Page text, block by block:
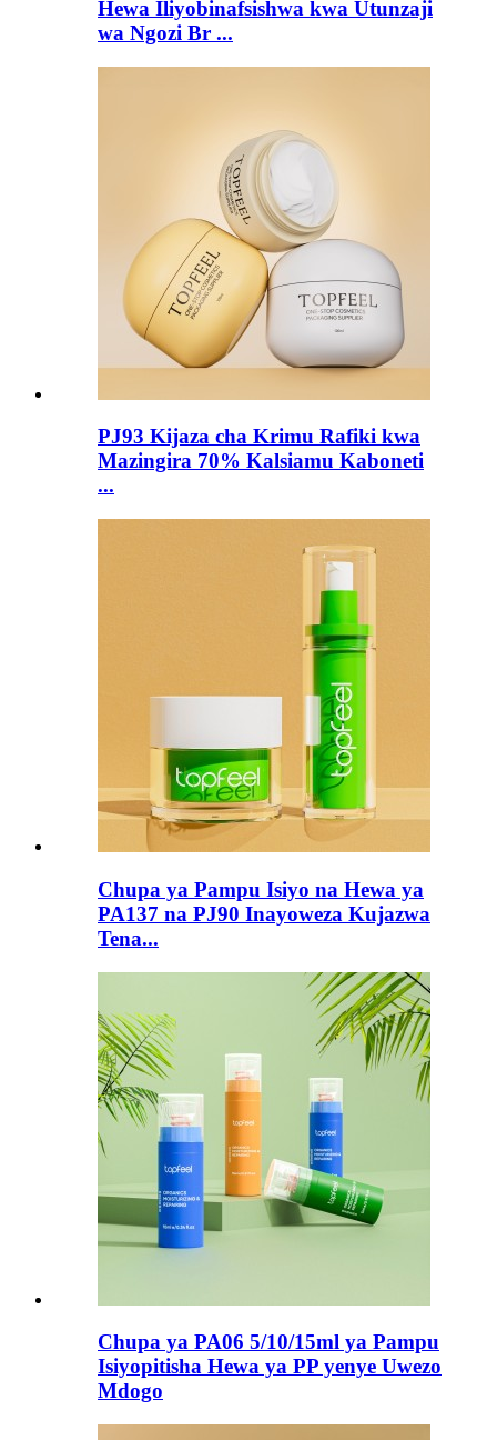
Hewa Iliyobinafsishwa kwa Utunzaji
wa Ngozi Br ...
PJ93 Kijaza cha Krimu Rafiki kwa
Mazingira 70% Kalsiamu Kaboneti
...
Chupa ya Pampu Isiyo na Hewa ya
PA137 na PJ90 Inayoweza Kujazwa
Tena...
Chupa ya PA06 5/10/15ml ya Pampu
Isiyopitisha Hewa ya PP yenye Uwezo
Mdogo